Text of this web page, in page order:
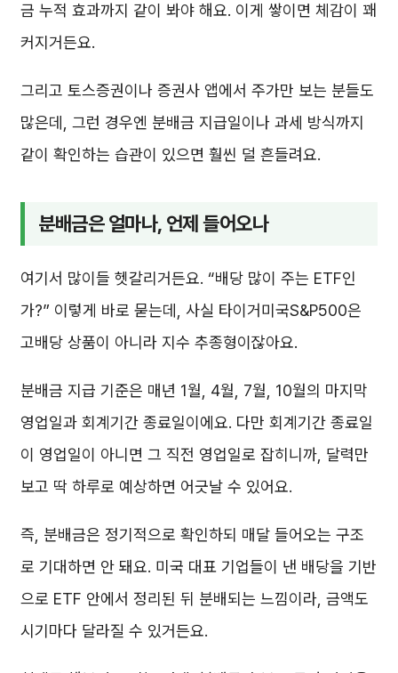
금 누적 효과까지 같이 봐야 해요. 이게 쌓이면 체감이 꽤
커지거든요.
그리고 토스증권이나 증권사 앱에서 주가만 보는 분들도
많은데, 그런 경우엔 분배금 지급일이나 과세 방식까지
같이 확인하는 습관이 있으면 훨씬 덜 흔들려요.
분배금은 얼마나, 언제 들어오나
여기서 많이들 헷갈리거든요. “배당 많이 주는 ETF인
가?” 이렇게 바로 묻는데, 사실 타이거미국S&P500은
고배당 상품이 아니라 지수 추종형이잖아요.
분배금 지급 기준은 매년 1월, 4월, 7월, 10월의 마지막
영업일과 회계기간 종료일이에요. 다만 회계기간 종료일
이 영업일이 아니면 그 직전 영업일로 잡히니까, 달력만
보고 딱 하루로 예상하면 어긋날 수 있어요.
즉, 분배금은 정기적으로 확인하되 매달 들어오는 구조
로 기대하면 안 돼요. 미국 대표 기업들이 낸 배당을 기반
으로 ETF 안에서 정리된 뒤 분배되는 느낌이라, 금액도
시기마다 달라질 수 있거든요.